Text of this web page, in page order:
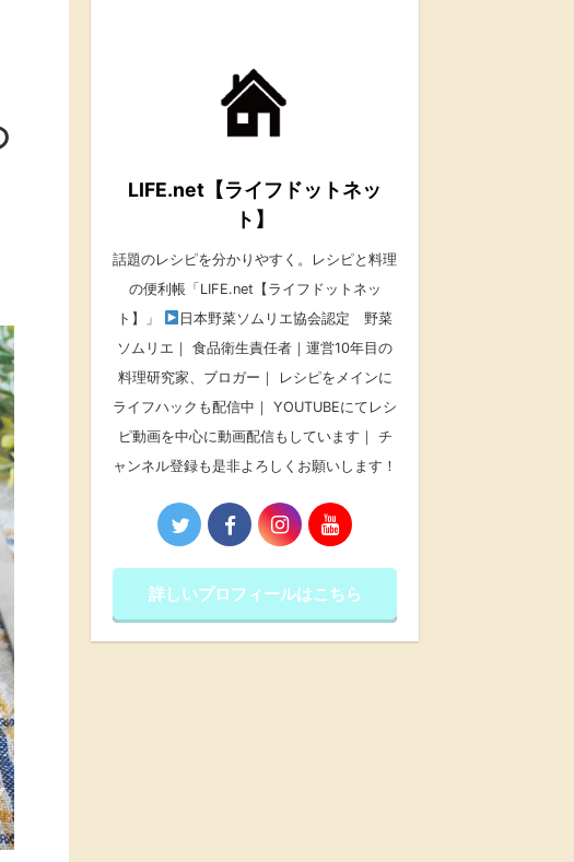
LIFE.net【ライフドットネッ
ト】
話題のレシピを分かりやすく。レシピと料理
の便利帳「LIFE.net【ライフドットネッ
ト】」
日本野菜ソムリエ協会認定 野菜
ソムリエ｜ 食品衛生責任者｜運営10年目の
料理研究家、ブロガー｜ レシピをメインに
ライフハックも配信中｜ YOUTUBEにてレシ
ピ動画を中心に動画配信もしています｜ チ
ャンネル登録も是非よろしくお願いします！
詳しいプロフィールはこちら